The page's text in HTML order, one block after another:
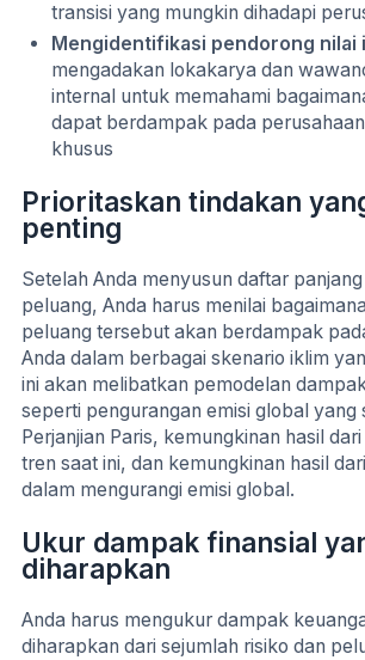
transisi yang mungkin dihadapi
Mengidentifikasi pendorong
mengadakan lokakarya dan
internal untuk memahami
dapat berdampak pada
khusus
Prioritaskan tindakan
penting
Setelah Anda menyusun daftar
peluang, Anda harus menilai
peluang tersebut akan berdampak
Anda dalam berbagai skenario iklim
ini akan melibatkan pemodelan
seperti pengurangan emisi global yang
Perjanjian Paris, kemungkinan hasil
tren saat ini, dan kemungkinan hasil
dalam mengurangi emisi global.
Ukur dampak finansial
diharapkan
Anda harus mengukur dampak
diharapkan dari sejumlah risiko dan